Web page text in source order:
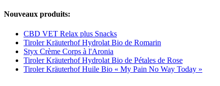
Nouveaux produits:
CBD VET Relax plus Snacks
Tiroler Kräuterhof Hydrolat Bio de Romarin
Styx Crème Corps à l'Aronia
Tiroler Kräuterhof Hydrolat Bio de Pétales de Rose
Tiroler Kräuterhof Huile Bio « My Pain No Way Today »